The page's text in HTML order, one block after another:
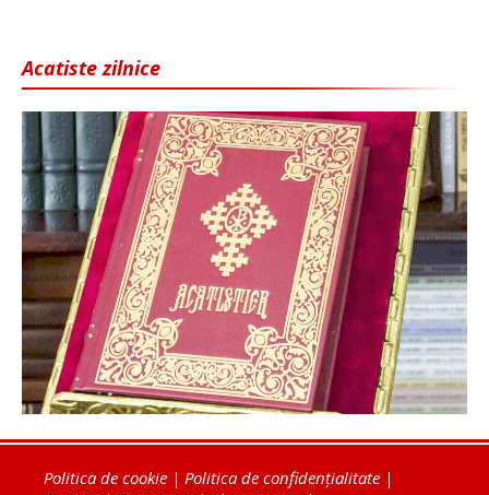
Acatiste zilnice
Politica de cookie | Politica de confidențialitate |